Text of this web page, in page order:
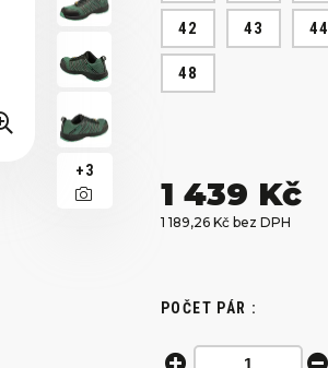
+3
42 43 44
48
1 439 Kč
1 189,26 Kč bez DPH
POČET PÁR :